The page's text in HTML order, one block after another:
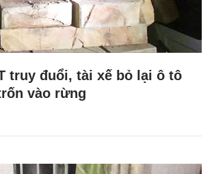
truy đuổi, tài xế bỏ lại ô tô
vào rừng